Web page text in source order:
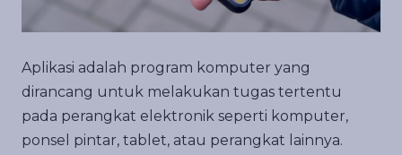
Aplikasi adalah program komputer yang
dirancang untuk melakukan tugas tertentu
pada perangkat elektronik seperti komputer,
ponsel pintar, tablet, atau perangkat lainnya.